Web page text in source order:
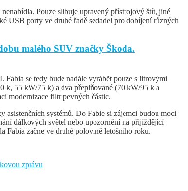
Pouze slibuje upravený přístrojový štít, jiné
USB porty ve druhé řadě sedadel pro dobíjení různých
malého SUV značky Škoda.
se tedy bude nadále vyrábět pouze s litrovými
k, 55 kW/75 k) a dva přeplňované (70 kW/95 k a
modernizace filtr pevných částic.
asistenčních systémů. Do Fabie si zájemci budou moci
dálkových světel nebo upozornění na přijíždějící
Fabia začne ve druhé polovině letošního roku.
zprávu